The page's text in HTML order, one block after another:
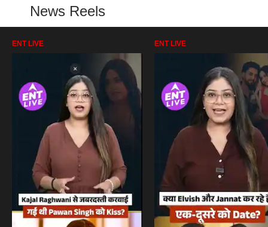
News Reels
ENT LIVE ENT LIVE